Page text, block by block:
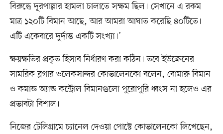
বিরুদ্ধে দূরপাল্লার হামলা চালাতে সক্ষম ছিল। সেখানে এ রকম
মাত্র ১২০টি বিমান আছে, আর আমরা আঘাত করেছি ৪০টিতে।
এটি একেবারে দুর্দান্ত একটি সংখ্যা।’
ক্ষয়ক্ষতির প্রকৃত হিসাব নির্ধারণ করা কঠিন। তবে ইউক্রেনের
সামরিক ব্লগার ওলেকসান্দর কোভালেনকো বলেন, বোমারু বিমান
ও কমান্ড অ্যান্ড কন্ট্রোল বিমানগুলো পুরোপুরি ধ্বংস না হলেও এর
প্রভাবটা বিশাল।
নিজের টেলিগ্রামে চ্যানেল দেওয়া পোস্টে কোভালেনকো লিখেছেন,